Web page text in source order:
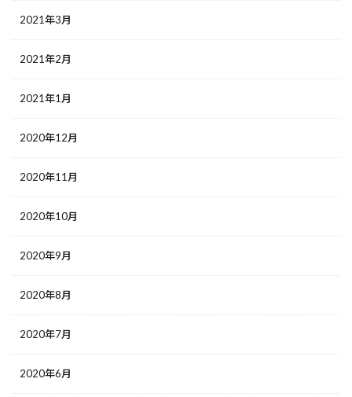
2021年3月
2021年2月
2021年1月
2020年12月
2020年11月
2020年10月
2020年9月
2020年8月
2020年7月
2020年6月